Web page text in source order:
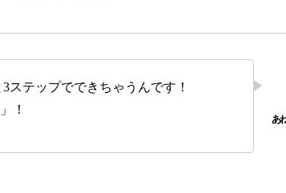
ステップでできちゃうんです！
」！